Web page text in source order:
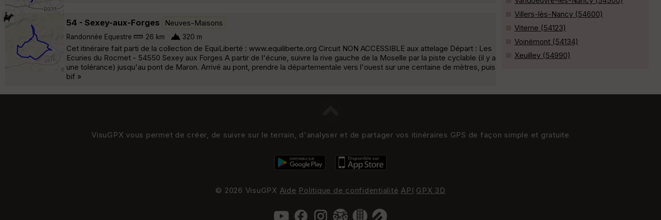
54 - Sexey-aux-Forges Neuves-Maisons
Randonnée Equestre 26 km 320 m
Cet itinéraire fait parti de la collection de EquiLiberté : www.equiliberte.org Circuit NON ACCESSIBLE aux attelage Départ : Les
Ecuries du Rocmet - 54550 Sexey aux Forges A partir de l'écurie, suivre la rive gauche de la Moselle par la piste cyclable (il y a
une tolérance) jusqu'au pont de Maron. Arrivé au pont, prendre la départementale vers l'ouest sur une centaine de mètres, puis
bif »
Villers-lès-Nancy (54600)
Viterne (54123)
Voinémont (54134)
Xeuilley (54990)
VisuGPX vous permet de créer, de suivre sur le terrain, d'analyser et de partager vos itinéraires GPS de façon simple et gratuite
© 2026 VisuGPX Aide Politique de confidentialité API GPX 3D